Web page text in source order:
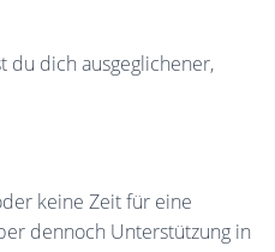
du dich ausgeglichener,
keine Zeit für eine
dennoch Unterstützung in